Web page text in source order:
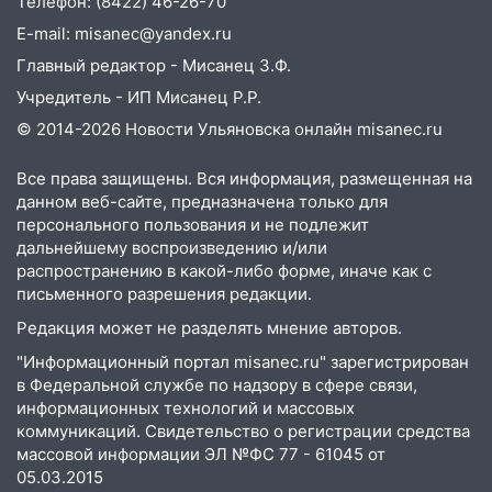
тридцатиградусная жара: какая будет
погода в четверг
06:00 Четыре года борьбы: ульяновские
юристы помогли женщине засудить УК
за плесень на стенах
прибыль, а кому — испытания на
прочность
05.08.2026
22:58 Соцсети: на проспекте Тюленева
ДТП с мотоциклистом
20:22
Мошенники обманули 92-летнюю
жительницу Ульяновской области
19:14 Житель Ульяновской области
подвез троих незнакомцев на трассе и
заработал уголовное дело
E-mail: misanec@yandex.ru
Главный редактор - Мисанец З.Ф.
Учредитель - ИП Мисанец Р.Р.
© 2014-2026 Новости Ульяновска онлайн misanec.ru
Все права защищены. Вся информация, размещенная на
данном веб-сайте, предназначена только для
персонального пользования и не подлежит
дальнейшему воспроизведению и/или
распространению в какой-либо форме, иначе как с
письменного разрешения редакции.
Редакция может не разделять мнение авторов.
"Информационный портал misanec.ru" зарегистрирован
в Федеральной службе по надзору в сфере связи,
информационных технологий и массовых
коммуникаций. Свидетельство о регистрации средства
массовой информации ЭЛ №ФС 77 - 61045 от
05.03.2015